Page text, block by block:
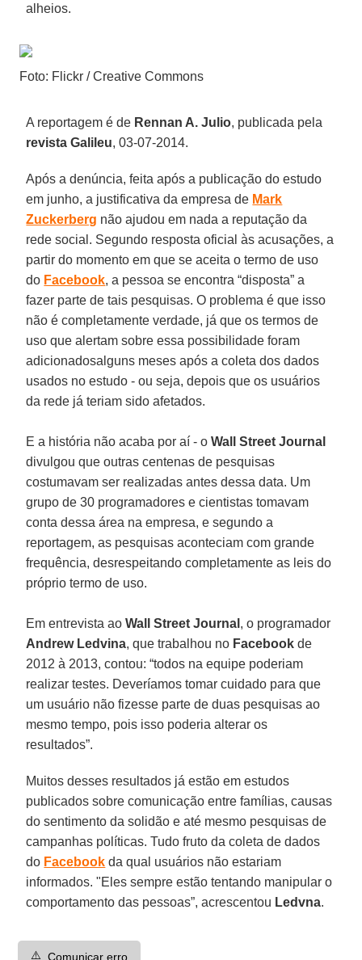
alheios.
Foto: Flickr / Creative Commons
A reportagem é de Rennan A. Julio, publicada pela
revista Galileu, 03-07-2014.
Após a denúncia, feita após a publicação do estudo
em junho, a justificativa da empresa de Mark
Zuckerberg não ajudou em nada a reputação da
rede social. Segundo resposta oficial às acusações, a
partir do momento em que se aceita o termo de uso
do Facebook, a pessoa se encontra “disposta” a
fazer parte de tais pesquisas. O problema é que isso
não é completamente verdade, já que os termos de
uso que alertam sobre essa possibilidade foram
adicionadosalguns meses após a coleta dos dados
usados no estudo - ou seja, depois que os usuários
da rede já teriam sido afetados.
E a história não acaba por aí - oWall Street Journal
divulgou que outras centenas de pesquisas
costumavam ser realizadas antes dessa data. Um
grupo de 30 programadores e cientistas tomavam
conta dessa área na empresa, e segundo a
reportagem, as pesquisas aconteciam com grande
frequência, desrespeitando completamente as leis do
próprio termo de uso.
Em entrevista aoWall Street Journal , o programador
Andrew Ledvina, que trabalhou no Facebook de
2012 à 2013, contou: “todos na equipe poderiam
realizar testes. Deveríamos tomar cuidado para que
um usuário não fizesse parte de duas pesquisas ao
mesmo tempo, pois isso poderia alterar os
resultados”.
Muitos desses resultados já estão em estudos
publicados sobre comunicação entre famílias, causas
do sentimento da solidão e até mesmo pesquisas de
campanhas políticas. Tudo fruto da coleta de dados
do Facebook da qual usuários não estariam
informados. "Eles sempre estão tentando manipular o
comportamento das pessoas”, acrescentou Ledvna.
⚠️ Comunicar erro